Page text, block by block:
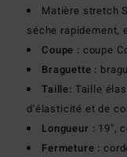
Matière stretch
séche rapidement,
Coupe : coupe
Braguette :
Taille: Taille
d'élasticité et de
Longueur : 19",
Fermeture :